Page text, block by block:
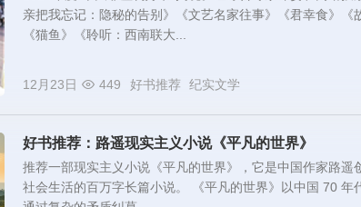
亲把我忘记：隐秘的告别》《文艺名家往事》《君幸食》《
《猫鱼》《聆听：西南联大...
12月23日 449 好书推荐 纪实文学
好书推荐：路遥现实主义小说《平凡的世界》
推荐一部现实主义小说《平凡的世界》，它是中国作家路
社会生活的百万字长篇小说。 《平凡的世界》以中国 70 年